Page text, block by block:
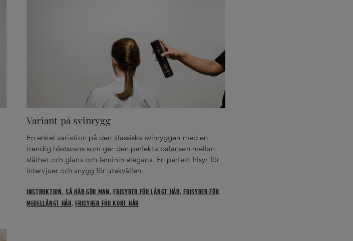
Variant på svinrygg
En enkel variation på den klassiska svinryggen med en
trendig hästsvans som ger den perfekta balansen mellan
släthet och glans och feminin elegans. En perfekt frisyr för
intervjuer och snygg för utekvällen.
INSTRUKTION,SÅ HÄR GÖR MAN,FRISYRER FÖR LÅNGT HÅR,FRISYRER FÖR
MEDELLÅNGT HÅR,FRISYRER FÖR KORT HÅR